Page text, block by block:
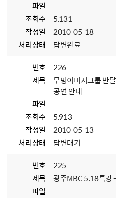
파일
조회수
5,131
작성일
2010-05-18
처리상태
답변완료
번호
226
제목
무빙이미지그룹 반
공연 안내
파일
조회수
5,913
작성일
2010-05-13
처리상태
답변대기
번호
225
제목
광주MBC 5.18특강
파일